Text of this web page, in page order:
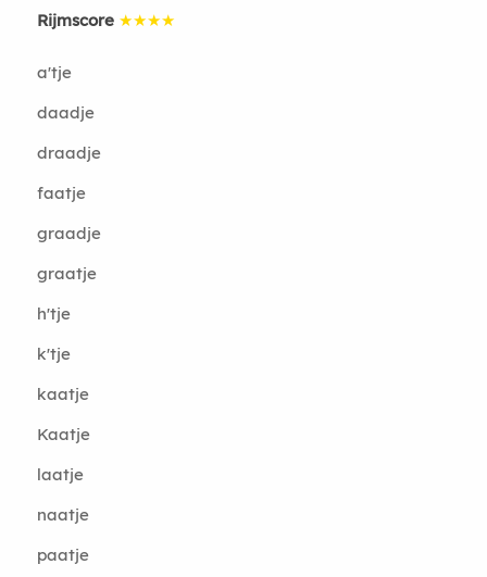
Rijmscore ★★★★
a'tje
daadje
draadje
faatje
graadje
graatje
h'tje
k'tje
kaatje
Kaatje
laatje
naatje
paatje